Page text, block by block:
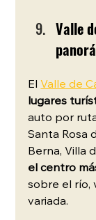
Valle
El Valle de
lugares
auto por
Santa Rosa
Berna, Villa
el centro
sobre el río,
variada.